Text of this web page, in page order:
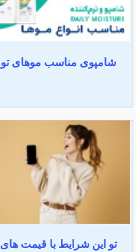
شامپوی مناسب موهای تو
تو این شرایط با قیمت های